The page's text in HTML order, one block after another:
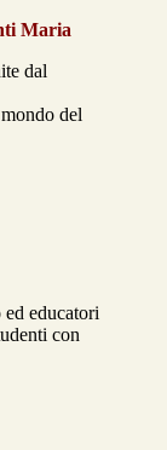
Maria
dal
del
educatori
con